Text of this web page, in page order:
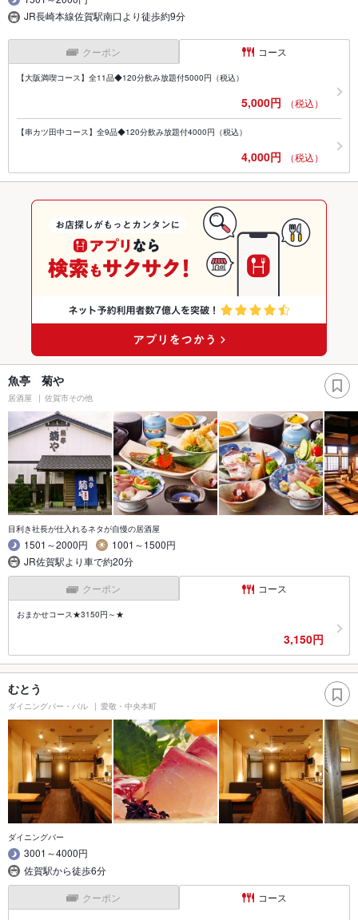
JR長崎本線佐賀駅南口より徒歩約9分
クーポン コース
【大阪満喫コース】全11品◆120分飲み放題付5000円（税込）
5,000円 （税込）
【串カツ田中コース】全9品◆120分飲み放題付4000円（税込）
4,000円 （税込）
魚亭 菊や
居酒屋 佐賀市その他
目利き社長が仕入れるネタが自慢の居酒屋
1501～2000円
1001～1500円
JR佐賀駅より車で約20分
クーポン コース
おまかせコース★3150円～★
3,150円
むとう
ダイニングバー・バル 愛敬・中央本町
ダイニングバー
3001～4000円
佐賀駅から徒歩6分
クーポン コース